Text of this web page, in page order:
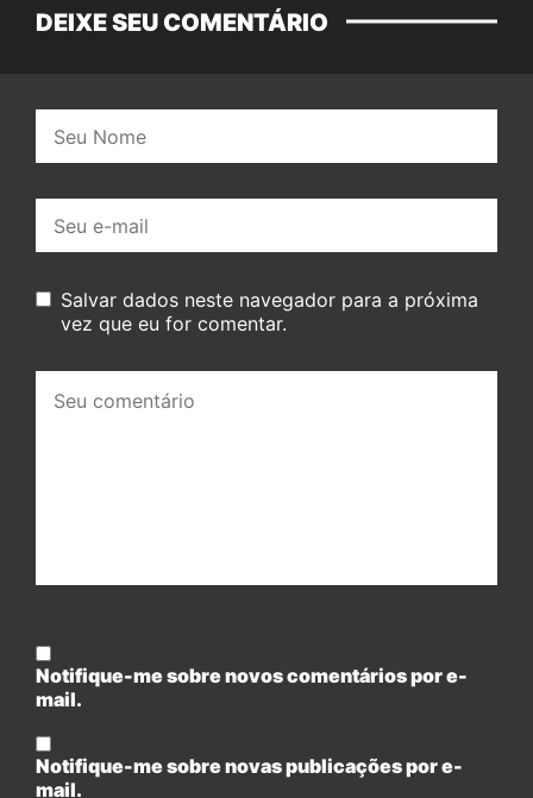
DEIXE SEU COMENTÁRIO
mail:
Salvar dados neste navegador para a próxima
vez que eu for comentar.
comentário:
Notifique-me sobre novos comentários por e-
mail.
Notifique-me sobre novas publicações por e-
mail.